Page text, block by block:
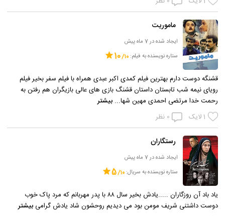
ماموریت
ایجاد شده در 7 ماه پیش
ستاره نویسنده به فیلم:
10
قشنگه دوست دارم بهترین فیلم کمدی اکبر عبدی همراه با فیلم سفر بخیر فیلم
رویای نیمه شب تابستان داستان قشنگ بازی های عالی بازیگران هم رفتن به
رحمت خدا مرتضی احمدی مهین شها...بیشتر
1لایک 0 نظر
رستگاران
ایجاد شده در 7 ماه پیش
ستاره نویسنده به سریال:
5
یاد باد آن روزگاران .....یادش بخیر سال ۸۸ با پدر مهربانم که مرد پاک خوب
دوست داشتنی شریف مومن بود می دیدیم روحشون شاد یادش گرامیبیشتر